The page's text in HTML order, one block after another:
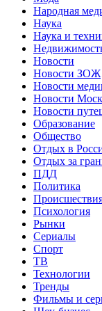
Народная
Наука
Наука и
Новости
Новости ЗОЖ
Новости
Новости
Новости
Образование
Общество
Отдых в
Отдых за
ПДД
Политика
Психология
Рынки
Сериалы
Спорт
ТВ
Технологии
Тренды
Фильмы и